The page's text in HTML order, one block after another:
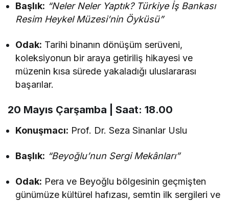
Başlık: “Neler Neler Yaptık? Türkiye İş Bankası
Resim Heykel Müzesi’nin Öyküsü”
Odak: Tarihi binanın dönüşüm serüveni,
koleksiyonun bir araya getiriliş hikayesi ve
müzenin kısa sürede yakaladığı uluslararası
başarılar.
20 Mayıs Çarşamba | Saat: 18.00
Konuşmacı: Prof. Dr. Seza Sinanlar Uslu
Başlık: “Beyoğlu’nun Sergi Mekânları”
Odak: Pera ve Beyoğlu bölgesinin geçmişten
günümüze kültürel hafızası, semtin ilk sergileri ve